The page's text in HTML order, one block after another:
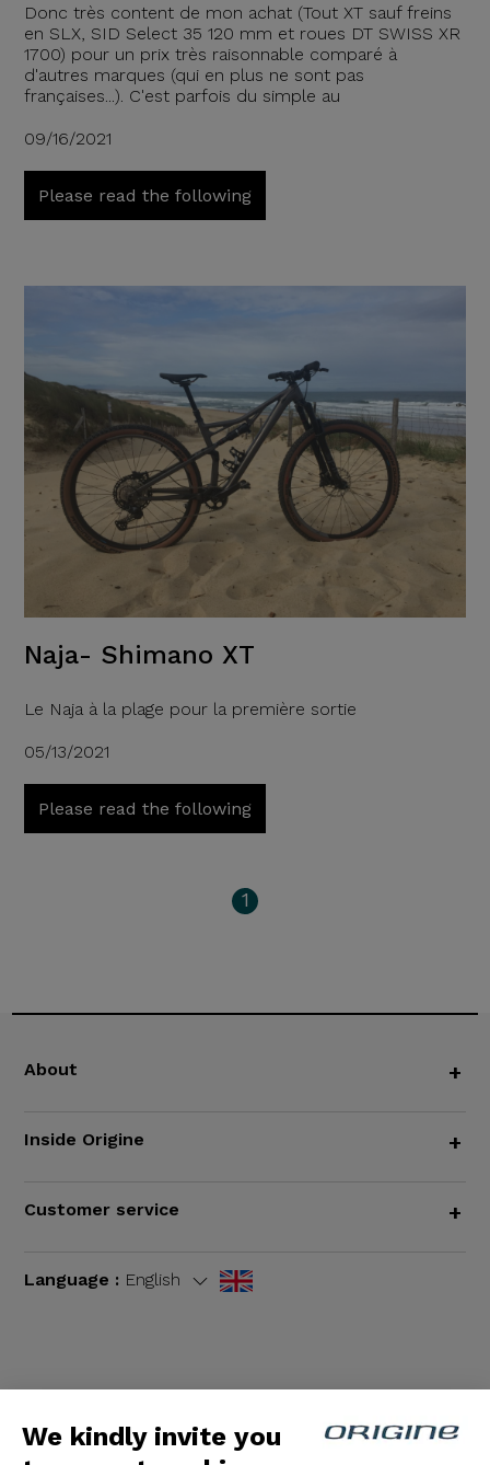
We kindly invite you
Donc très content de mon achat (Tout XT sauf freins
en SLX, SID Select 35 120 mm et roues DT SWISS XR
1700) pour un prix très raisonnable comparé à
d'autres marques (qui en plus ne sont pas
françaises...). C'est parfois du simple au
09/16/2021
Please read the following
Naja- Shimano XT
Le Naja à la plage pour la première sortie
05/13/2021
Please read the following
1
About +
Inside Origine +
Customer service +
Language : English